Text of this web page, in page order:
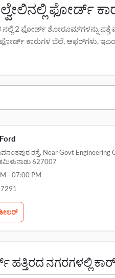
ಫೋರ್ಡ್
ನಲ್ಲಿ 2 ಫೋರ್ಡ್ ಶೋರೂಮ್‌ಗಳನ್ನು
ಫೋರ್ಡ್ ಕಾರುಗಳ ಬೆಲೆ, ಆಫರ್‌ಗಳು,
ಅಕ್ಷಯ ಫೋರ್ಡ್
ಕಾವೇರಿ ಫೋರ್ಡ್
ರಸ್ತೆ, Near Govt Engineering
627007
- 07:00 PM
ಹತ್ತಿರದ ನಗರಗಳಲ್ಲಿ